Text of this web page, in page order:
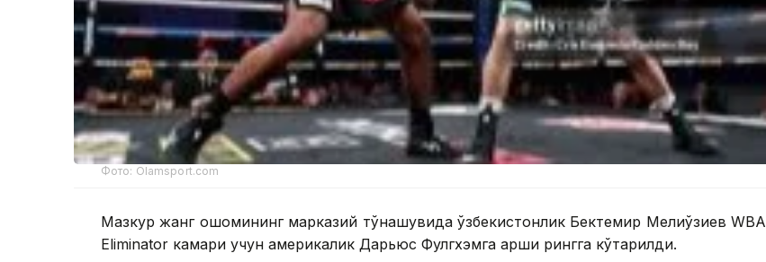
Фото: Olamsport.com
Мазкур жанг оқшомининг марказий тўқнашувида ўзбекистонлик Бектемир Мелиқўзиев WBA
Eliminator камари учун америкалик Дарьюс Фулгхэмга қарши рингга кўтарилди.